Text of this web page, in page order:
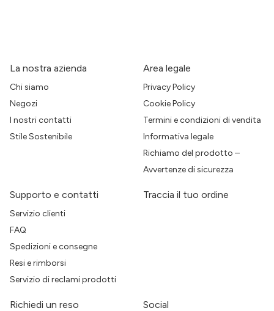
La nostra azienda
Chi siamo
Negozi
I nostri contatti
Stile Sostenibile
Area legale
Privacy Policy
Cookie Policy
Termini e condizioni di vendita
Informativa legale
Richiamo del prodotto –
Avvertenze di sicurezza
Supporto e contatti
Servizio clienti
FAQ
Spedizioni e consegne
Resi e rimborsi
Servizio di reclami prodotti
Traccia il tuo ordine
Richiedi un reso Social